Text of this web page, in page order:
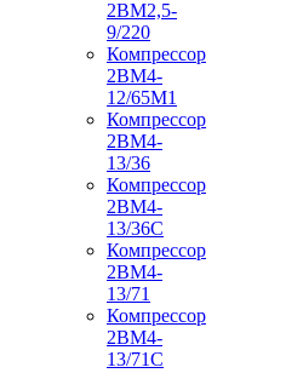
2ВМ2,5-
9/220
Компрессор
2ВМ4-
12/65М1
Компрессор
2ВМ4-
13/36
Компрессор
2ВМ4-
13/36С
Компрессор
2ВМ4-
13/71
Компрессор
2ВМ4-
13/71С